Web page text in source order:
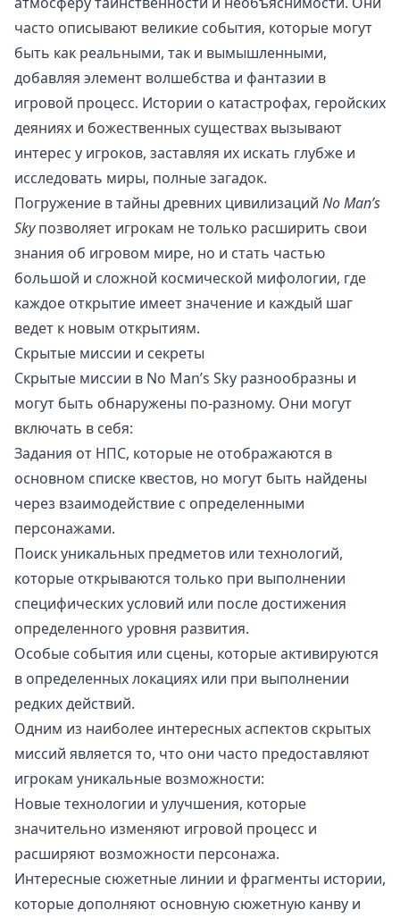
часто описывают великие события, которые могут
быть как реальными, так и вымышленными,
добавляя элемент волшебства и фантазии в
игровой процесс. Истории о катастрофах, геройских
деяниях и божественных существах вызывают
интерес у игроков, заставляя их искать глубже и
исследовать миры, полные загадок.
Погружение в тайны древних цивилизаций No Man’s
Skyпозволяет игрокам не только расширить свои
знания об игровом мире, но и стать частью
большой и сложной космической мифологии, где
каждое открытие имеет значение и каждый шаг
ведет к новым открытиям.
Скрытые миссии и секреты
Скрытые миссии в No Man’s Sky разнообразны и
могут быть обнаружены по-разному. Они могут
включать в себя:
Задания от НПС, которые не отображаются в
основном списке квестов, но могут быть найдены
через взаимодействие с определенными
персонажами.
Поиск уникальных предметов или технологий,
которые открываются только при выполнении
специфических условий или после достижения
определенного уровня развития.
Особые события или сцены, которые активируются
в определенных локациях или при выполнении
редких действий.
Одним из наиболее интересных аспектов скрытых
миссий является то, что они часто предоставляют
игрокам уникальные возможности:
Новые технологии и улучшения, которые
значительно изменяют игровой процесс и
расширяют возможности персонажа.
Интересные сюжетные линии и фрагменты истории,
которые дополняют основную сюжетную канву и